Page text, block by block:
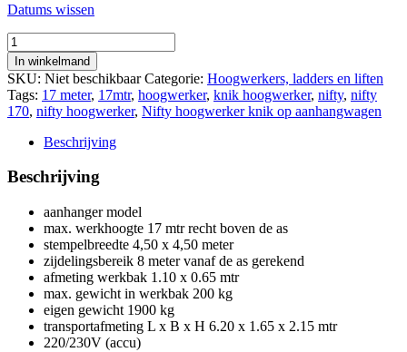
Datums wissen
Knikarmhoogwerker
Nifty
170
aantal
In winkelmand
SKU: Niet beschikbaar Categorie: Hoogwerkers, ladders en liften
Tags: 17 meter, 17mtr, hoogwerker, knik hoogwerker, nifty, nifty
170, nifty hoogwerker, Nifty hoogwerker knik op aanhangwagen
Beschrijving
Beschrijving
aanhanger model
max. werkhoogte 17 mtr recht boven de as
stempelbreedte 4,50 x 4,50 meter
zijdelingsbereik 8 meter vanaf de as gerekend
afmeting werkbak 1.10 x 0.65 mtr
max. gewicht in werkbak 200 kg
eigen gewicht 1900 kg
transportafmeting L x B x H 6.20 x 1.65 x 2.15 mtr
220/230V (accu)